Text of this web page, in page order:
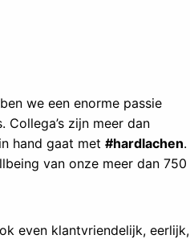
we een enorme passie
zijn meer dan
hand gaat met #hardlachen.
van onze meer dan 750
even klantvriendelijk, eerlijk,